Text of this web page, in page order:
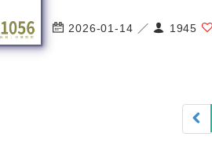
2026-01-14 ／ 1945